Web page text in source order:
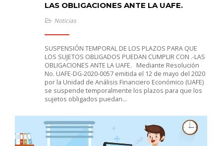
LAS OBLIGACIONES ANTE LA UAFE.
Noticias
SUSPENSIÓN TEMPORAL DE LOS PLAZOS PARA QUE
LOS SUJETOS OBLIGADOS PUEDAN CUMPLIR CON .-LAS
OBLIGACIONES ANTE LA UAFE. Mediante Resolución
No. UAFE-DG-2020-0057 emitida el 12 de mayo del 2020
por la Unidad de Análisis Financiero Económico (UAFE)
se suspende temporalmente los plazos para que los
sujetos obligados puedan…